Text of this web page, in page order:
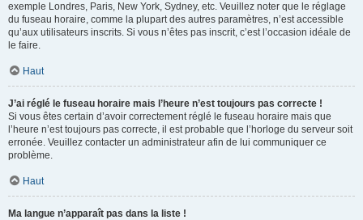
exemple Londres, Paris, New York, Sydney, etc. Veuillez noter que le réglage
du fuseau horaire, comme la plupart des autres paramètres, n’est accessible
qu’aux utilisateurs inscrits. Si vous n’êtes pas inscrit, c’est l’occasion idéale de
le faire.
Haut
J’ai réglé le fuseau horaire mais l’heure n’est toujours pas correcte !
Si vous êtes certain d’avoir correctement réglé le fuseau horaire mais que
l’heure n’est toujours pas correcte, il est probable que l’horloge du serveur soit
erronée. Veuillez contacter un administrateur afin de lui communiquer ce
problème.
Haut
Ma langue n’apparaît pas dans la liste !